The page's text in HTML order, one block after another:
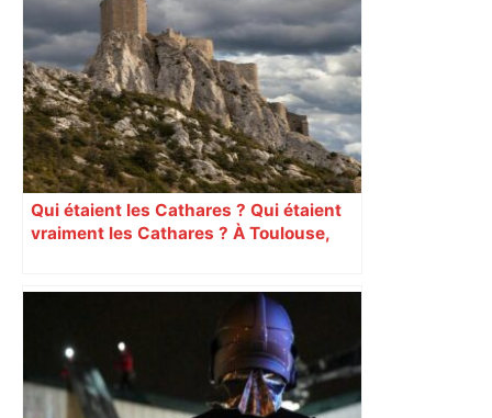
Toulouse et quitte la dernière place –
lanouvellerepublique.fr
Qui étaient les Cathares ? Qui étaient
vraiment les Cathares ? À Toulouse,
l’hérésie cathare dans le Midi des XIIe
et XIIIe siècles. Une question qui
déchaîne les passions. Explication